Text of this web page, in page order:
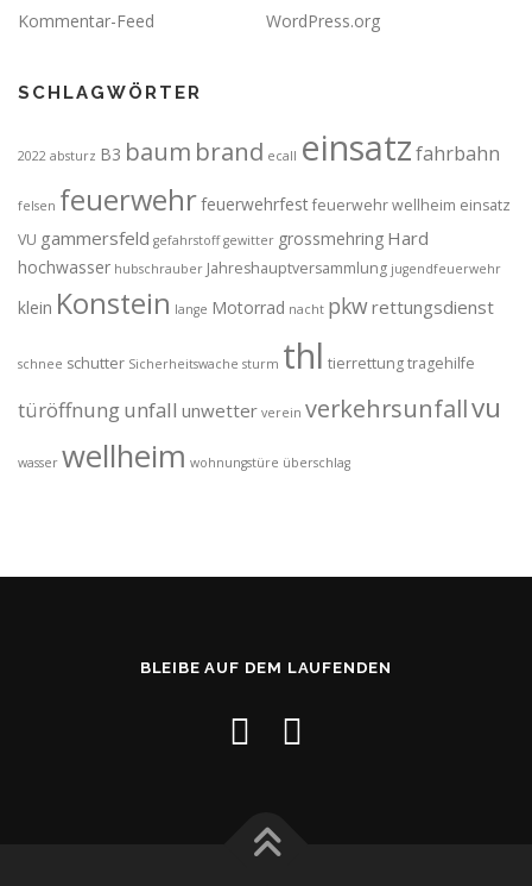
Kommentar-Feed
WordPress.org
SCHLAGWÖRTER
2022 absturz B3 baum brand ecall einsatzfahrbahn
felsen feuerwehrfeuerwehrfest feuerwehr wellheim einsatz
VU gammersfeld gefahrstoff gewitter grossmehring Hard
hochwasser hubschrauber Jahreshauptversammlung jugendfeuerwehr
klein Konstein lange Motorrad nacht pkwrettungsdienst
schnee schutter Sicherheitswache sturm thl tierrettungtragehilfe
türöffnungunfall unwetter verein verkehrsunfallvu
wasser wellheim wohnungstüre überschlag
BLEIBE AUF DEM LAUFENDEN